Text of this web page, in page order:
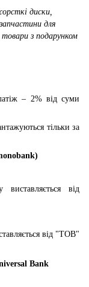
диски,
для
з подарунком
– 2% від суми
тільки за
виставляється від
від "ТОВ"
Bank